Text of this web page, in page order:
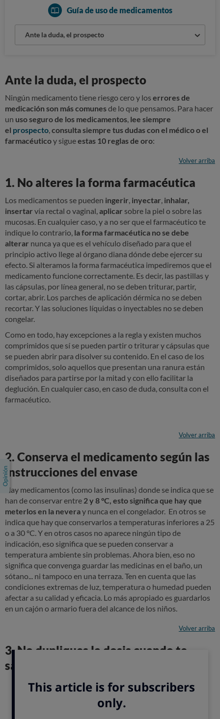
Guía de uso de medicamentos
Ante la duda, el prospecto
Ante la duda, el prospecto
Ningún medicamento tiene riesgo cero y los errores de
medicación son más comunesde lo que pensamos. Para hacer
un uso seguro de los medicamentos, lee siempre
el prospecto,consulta siempre tus dudas con el médico o el
farmacéuticoy sigueestas 10 reglas de oro:
Volver arriba
1. No alteres la forma farmacéutica
Los medicamentos se pueden ingerir, inyectar, inhalar,
insertar vía rectal o vaginal,aplicar sobre la piel o sobre las
mucosas. En cualquier caso, y a no ser que el farmacéutico te
indique lo contrario, la forma farmacéutica no se debe
alterar nunca ya que es el vehículo diseñado para que el
principio activo llege al órgano diana dónde debe ejercer su
efecto. Si alteramos la forma farmacéutica impediremos que el
medicamento funcione correctamente. Es decir, las pastillas y
las cápsulas, por línea general, no se deben triturar, partir,
cortar, abrir. Los parches de aplicación dérmica no se deben
recortar. Y las soluciones líquidas o inyectables no se deben
congelar.
Como en todo, hay excepciones a la regla y existen muchos
comprimidos que sí se pueden partir o triturar y cápsulas que
se pueden abrir para disolver su contenido. En el caso de los
comprimidos, solo aquellos que presentan una ranura están
diseñados para partirse por la mitad y con ello facilitar la
deglución. En cualquier caso, en caso de duda, consulta con el
farmacéutico.
Volver arriba
2. Conserva el medicamento según las
instrucciones del envase
Hay medicamentos (como las insulinas) donde se indica que se
han de conservar entre 2 y 8 °C, esto significa que hay que
meterlos en la neveray nunca en el congelador. En otros se
indica que hay que conservarlos a temperaturas inferiores a 25
o a 30 °C. Y en otros casos no aparece ningún tipo de
indicación, eso significa que se pueden conservar a
temperatura ambiente sin problemas. Ahora bien, eso no
significa que convenga guardar las medicinas en el baño, un
sótano... ni tampoco en una terraza. Ten en cuenta que las
condiciones extremas de luz, temperatura o humedad pueden
afectar a su calidad y eficacia. Lo más apropiado es guardarlos
en un cajón o armario fuera del alcance de los niños.
Volver arriba
3. No dupliques la dosis cuando te
saltes una toma
Cuando nos olvidamos de tomar una dosis, no debemos
duplicar la dosis en la siguiente toma. Lo aconsejable
esperar a la siguiente toma y continuar con normalidad.